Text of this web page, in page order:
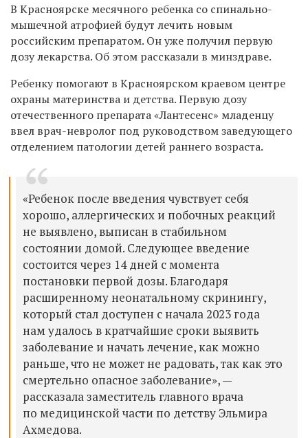
В Красноярске месячного ребенка со спинально-
мышечной атрофией будут лечить новым
российским препаратом. Он уже получил первую
дозу лекарства. Об этом рассказали в минздраве.
Ребенку помогают в Красноярском краевом центре
охраны материнства и детства. Первую дозу
отечественного препарата «Лантесенс» младенцу
ввел врач-невролог под руководством заведующего
отделением патологии детей раннего возраста.
«Ребенок после введения чувствует себя
хорошо, аллергических и побочных реакций
не выявлено, выписан в стабильном
состоянии домой. Следующее введение
состоится через 14 дней с момента
постановки первой дозы. Благодаря
расширенному неонатальному скринингу,
который стал доступен с начала 2023 года
нам удалось в кратчайшие сроки выявить
заболевание и начать лечение, как можно
раньше, что не может не радовать, так как это
смертельно опасное заболевание», —
рассказала заместитель главного врача
по медицинской части по детству Эльмира
Ахмедова.